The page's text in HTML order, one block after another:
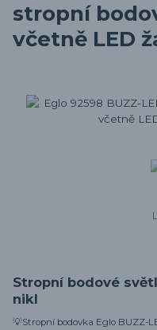
stropní
včetně LED
Stropní bodové
nikl
💡Stropní bodovka Eglo